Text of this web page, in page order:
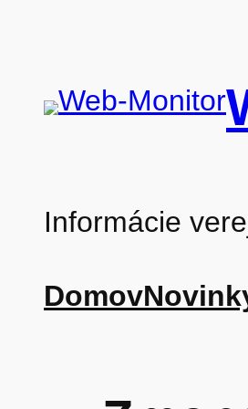
obsah
Informácie
Domov